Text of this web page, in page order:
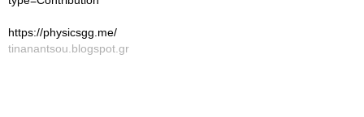
https://physicsgg.me/
tinanantsou.blogspot.gr